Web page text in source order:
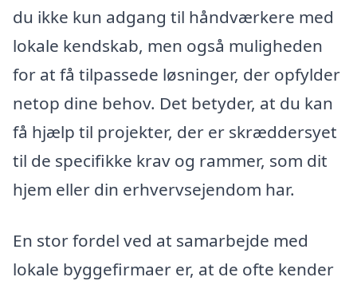
du ikke kun adgang til håndværkere med
lokale kendskab, men også muligheden
for at få tilpassede løsninger, der opfylder
netop dine behov. Det betyder, at du kan
få hjælp til projekter, der er skræddersyet
til de specifikke krav og rammer, som dit
hjem eller din erhvervsejendom har.
En stor fordel ved at samarbejde med
lokale byggefirmaer er, at de ofte kender